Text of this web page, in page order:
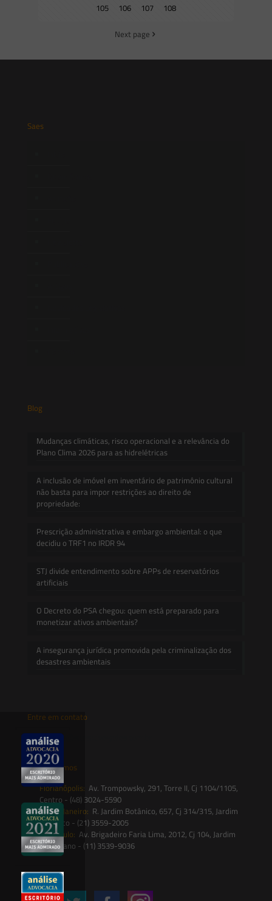
105
106 107 108
Next page
Saes
Blog
Mudanças climáticas, risco operacional e a relevância do
Plano Clima 2026 para as hidrelétricas
A inclusão de imóvel em inventário de patrimônio cultural
não basta para impor restrições ao direito de
propriedade:
Prescrição administrativa e embargo ambiental: o que
decidiu o TRF1 no IRDR 94
STJ divide entendimento sobre APPs de reservatórios
artificiais
O Decreto do PSA chegou: quem está preparado para
monetizar ativos ambientais?
A insegurança jurídica promovida pela criminalização dos
desastres ambientais
Entre em contato
contato@saesadvogados.com.br
Onde estamos
Florianópolis: Av. Trompowsky, 291, Torre II, Cj 1104/1105,
Centro - (48) 3024-5590
Rio de Janeiro: R. Jardim Botânico, 657, Cj 314/315, Jardim
Botânico - (21) 3559-2005
São Paulo: Av. Brigadeiro Faria Lima, 2012, Cj 104, Jardim
Paulistano - (11) 3539-9036
Siga-nos